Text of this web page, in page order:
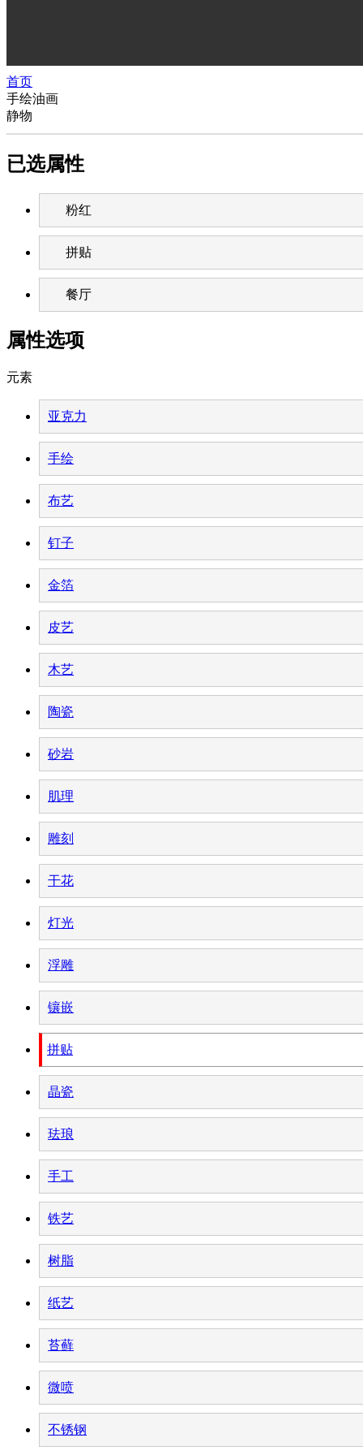
首页
手绘油画
静物
已选属性
粉红
拼贴
餐厅
属性选项
元素
亚克力
手绘
布艺
钉子
金箔
皮艺
木艺
陶瓷
砂岩
肌理
雕刻
干花
灯光
浮雕
镶嵌
拼贴
晶瓷
珐琅
手工
铁艺
树脂
纸艺
苔藓
微喷
不锈钢